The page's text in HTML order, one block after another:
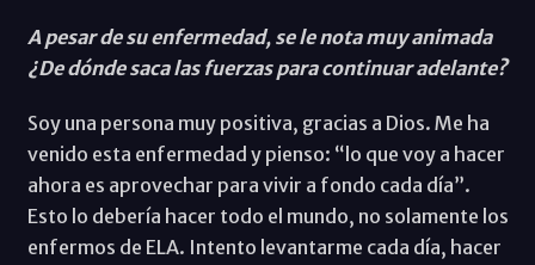
A pesar de su enfermedad, se le nota muy animada
¿De dónde saca las fuerzas para continuar adelante?
Soy una persona muy positiva, gracias a Dios. Me ha
venido esta enfermedad y pienso: “lo que voy a hacer
ahora es aprovechar para vivir a fondo cada día”.
Esto lo debería hacer todo el mundo, no solamente los
enfermos de ELA. Intento levantarme cada día, hacer